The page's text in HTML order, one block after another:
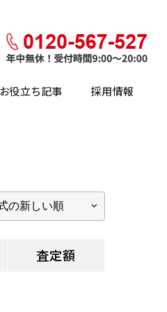
お役立ち記事 採用情報
査定額